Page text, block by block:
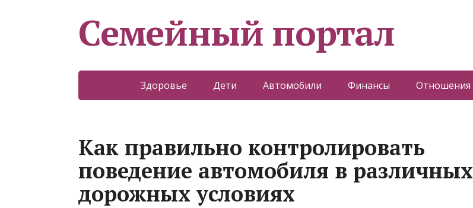
Семейный портал
Здоровье Дети Автомобили Финансы Отношения
Как правильно контролировать
поведение автомобиля в различных
дорожных условиях